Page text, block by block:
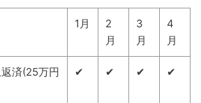
1月
2
月
3
月
4
月
済(25万円
✔ ✔ ✔ ✔